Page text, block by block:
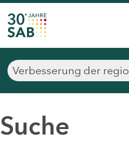
Suche